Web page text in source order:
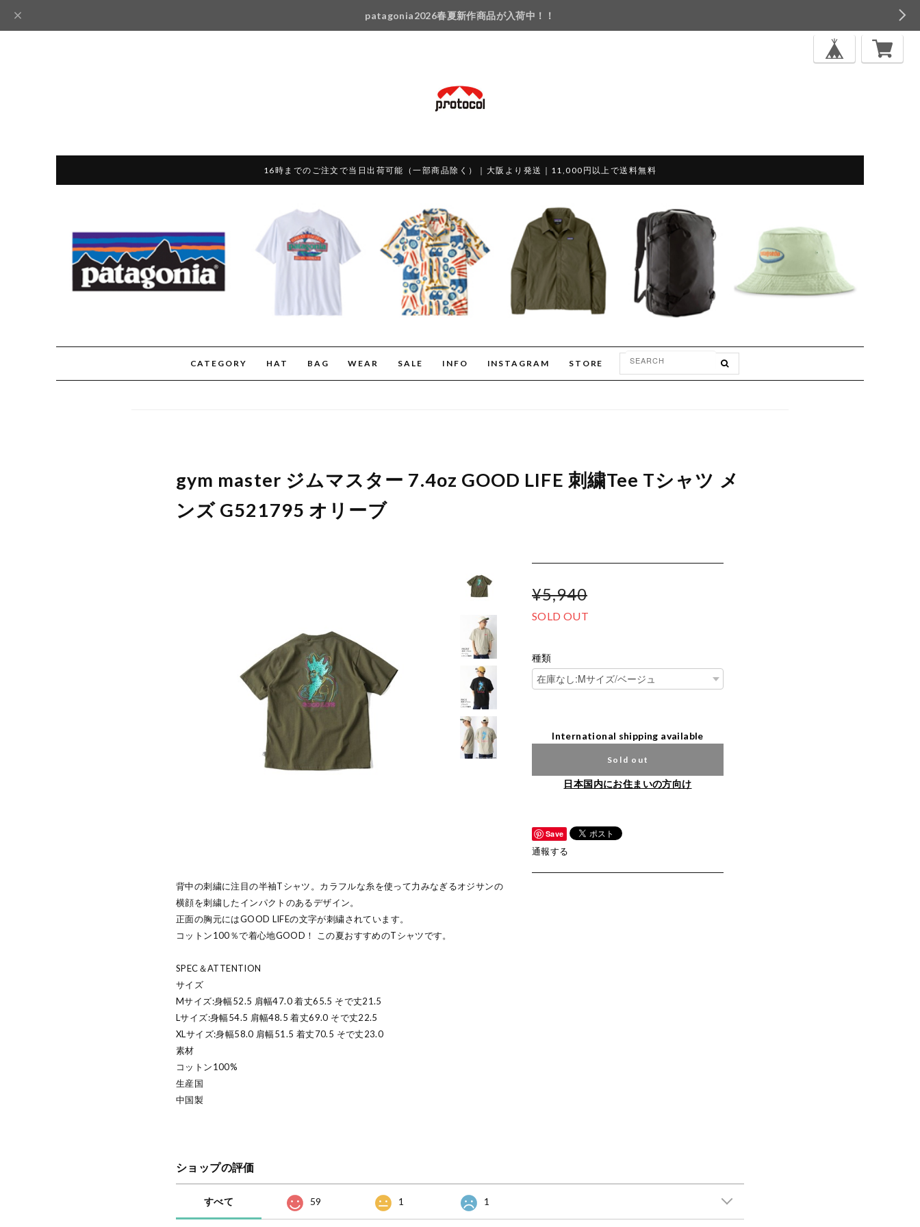
patagonia2026春夏新作商品が入荷中！！
16時までのご注文で当日出荷可能（一部商品除く）｜大阪より発送｜11,000円以上で送料無料
CATEGORY HAT BAG WEAR SALE INFO INSTAGRAM STORE
gym master ジムマスター 7.4oz GOOD LIFE 刺繍Tee Tシャツ メ
ンズ G521795 オリーブ
背中の刺繍に注目の半袖Tシャツ。カラフルな糸を使って力みなぎるオジサンの
横顔を刺繍したインパクトのあるデザイン。
正面の胸元にはGOOD LIFEの文字が刺繍されています。
コットン100％で着心地GOOD！ この夏おすすめのTシャツです。
SPEC＆ATTENTION
サイズ
Mサイズ:身幅52.5 肩幅47.0 着丈65.5 そで丈21.5
Lサイズ:身幅54.5 肩幅48.5 着丈69.0 そで丈22.5
XLサイズ:身幅58.0 肩幅51.5 着丈70.5 そで丈23.0
素材
コットン100%
生産国
中国製
¥5,940
SOLD OUT
種類
International shipping available
Sold out
日本国内にお住まいの方向け
Save
通報する
ショップの評価
すべて 59 1 1